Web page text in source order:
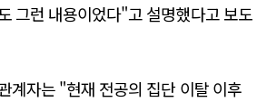
그런 내용이었다"고 설명했다고 보도
계자는 "현재 전공의 집단 이탈 이후